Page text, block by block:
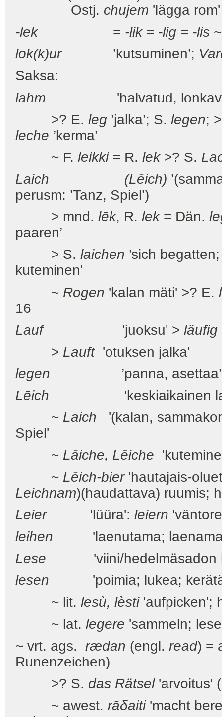
Ostj. chujem 'lägga
-lek= -lik = -lig = -lis
lok(k)ur’kutsuminen’;
Saksa:
lahm 'halvatud, lonkav' >
>? E. leg ’jalka’; S. legen;
leche ’kerma’
~ F. leikki= R. lek>? S.
Laich
(Lēich)
perusm: ’Tanz, Spiel’)
> mnd. lēk, R. lek= Dän.
paaren’
> S. laichen ’sich
kuteminen'
~ Rogen 'kalan mäti' >? E.
16
Lauf 'juoksu' > läufig
> Lauft'otuksen jalka'
legen
’panna,
Lēich 'keskiaikainen
~ Laich '(kalan,
Spiel'
~ Lāiche, Lēiche
~ Lēich-bier'hautajais-
Leichnam)(haudattava) ruumis;
Leier'lüüra': leiern
leihen 'laenutama; laenama'
Lese 'viini/hedelmäsadon
lesen 'poimia; lukea; kerätä;
~ lit. lesù, lèsti'aufpicken';
~ lat. legere 'sammeln;
~ vrt. ags. rædan (engl. read) =
Runenzeichen)
>? S. das Rätsel'arvoitus' (
~ awest. rāδaiti'macht